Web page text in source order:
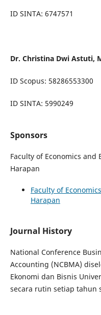
ID SINTA: 6747571
Dr. Christina Dwi Astuti,
ID Scopus: 58286553300
ID SINTA: 5990249
Sponsors
Faculty of Economics and
Harapan
Faculty of
Harapan
Journal History
National Conference
Accounting (NCBMA)
Ekonomi dan Bisnis
secara rutin setiap tahun